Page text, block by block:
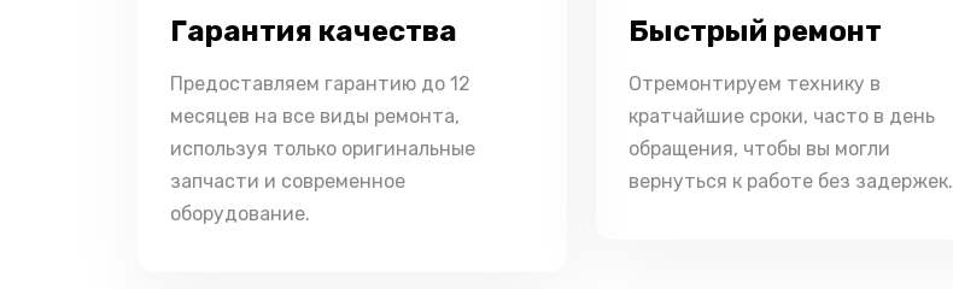
Гарантия качества
Предоставляем гарантию до 12
месяцев на все виды ремонта,
используя только оригинальные
запчасти и современное
оборудование.
Быстрый ремонт
Отремонтируем технику в
кратчайшие сроки, часто в день
обращения, чтобы вы могли
вернуться к работе без задержек.